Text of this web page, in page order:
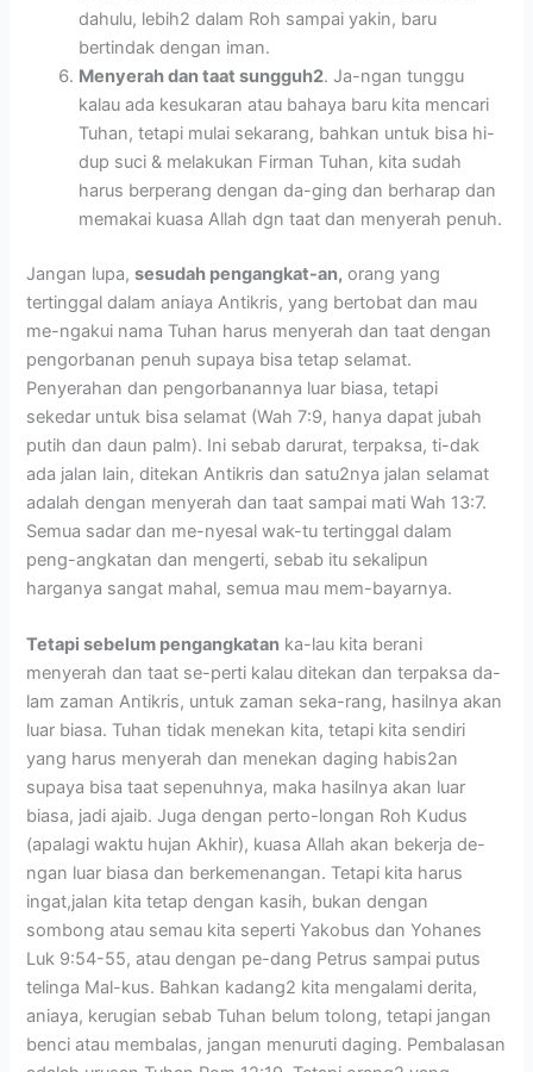
dahulu, lebih2 dalam Roh sampai yakin, baru
bertindak dengan iman.
Menyerah dan taat sungguh2. Ja-ngan tunggu
kalau ada kesukaran atau bahaya baru kita mencari
Tuhan, tetapi mulai sekarang, bahkan untuk bisa hi-
dup suci & melakukan Firman Tuhan, kita sudah
harus berperang dengan da-ging dan berharap dan
memakai kuasa Allah dgn taat dan menyerah penuh.
Jangan lupa,sesudah pengangkat-an, orang yang
tertinggal dalam aniaya Antikris, yang bertobat dan mau
me-ngakui nama Tuhan harus menyerah dan taat dengan
pengorbanan penuh supaya bisa tetap selamat.
Penyerahan dan pengorbanannya luar biasa, tetapi
sekedar untuk bisa selamat (Wah 7:9, hanya dapat jubah
putih dan daun palm). Ini sebab darurat, terpaksa, ti-dak
ada jalan lain, ditekan Antikris dan satu2nya jalan selamat
adalah dengan menyerah dan taat sampai mati Wah 13:7.
Semua sadar dan me-nyesal wak-tu tertinggal dalam
peng-angkatan dan mengerti, sebab itu sekalipun
harganya sangat mahal, semua mau mem-bayarnya.
Tetapi sebelum pengangkatan ka-lau kita berani
menyerah dan taat se-perti kalau ditekan dan terpaksa da-
lam zaman Antikris, untuk zaman seka-rang, hasilnya akan
luar biasa. Tuhan tidak menekan kita, tetapi kita sendiri
yang harus menyerah dan menekan daging habis2an
supaya bisa taat sepenuhnya, maka hasilnya akan luar
biasa, jadi ajaib. Juga dengan perto-longan Roh Kudus
(apalagi waktu hujan Akhir), kuasa Allah akan bekerja de-
ngan luar biasa dan berkemenangan. Tetapi kita harus
ingat,jalan kita tetap dengan kasih, bukan dengan
sombong atau semau kita seperti Yakobus dan Yohanes
Luk 9:54-55, atau dengan pe-dang Petrus sampai putus
telinga Mal-kus. Bahkan kadang2 kita mengalami derita,
aniaya, kerugian sebab Tuhan belum tolong, tetapi jangan
benci atau membalas, jangan menuruti daging. Pembalasan